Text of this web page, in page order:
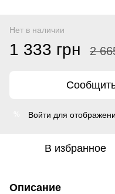
Нет в наличии
1 333 грн 2
Войти для
В избранное
Описание